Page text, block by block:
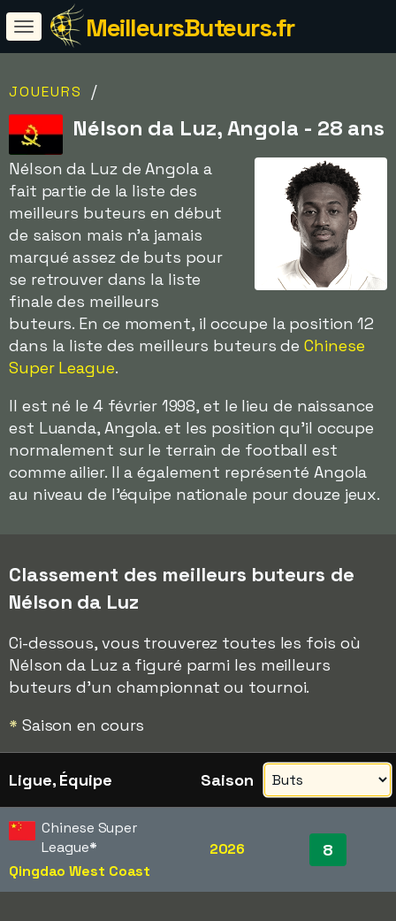
MeilleursButeurs.fr
JOUEURS /
Nélson da Luz, Angola - 28 ans
Nélson da Luz de Angola a
fait partie de la liste des
meilleurs buteurs en début
de saison mais n'a jamais
marqué assez de buts pour
se retrouver dans la liste
finale des meilleurs
buteurs. En ce moment, il occupe la position 12
dans la liste des meilleurs buteurs deChinese
Super League.
Il est né le 4 février 1998, et le lieu de naissance
est Luanda, Angola. et les position qu'il occupe
normalement sur le terrain de football est
comme ailier. Il a également représenté Angola
au niveau de l'équipe nationale pour douze jeux.
Classement des meilleurs buteurs de
Nélson da Luz
Ci-dessous, vous trouverez toutes les fois où
Nélson da Luz a figuré parmi les meilleurs
buteurs d'un championnat ou tournoi.
* Saison en cours
Ligue, Équipe Saison
Chinese Super
League*
Qingdao West Coast
2026 8